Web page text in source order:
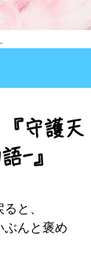
守護天
-』
と、
ぶんと褒め